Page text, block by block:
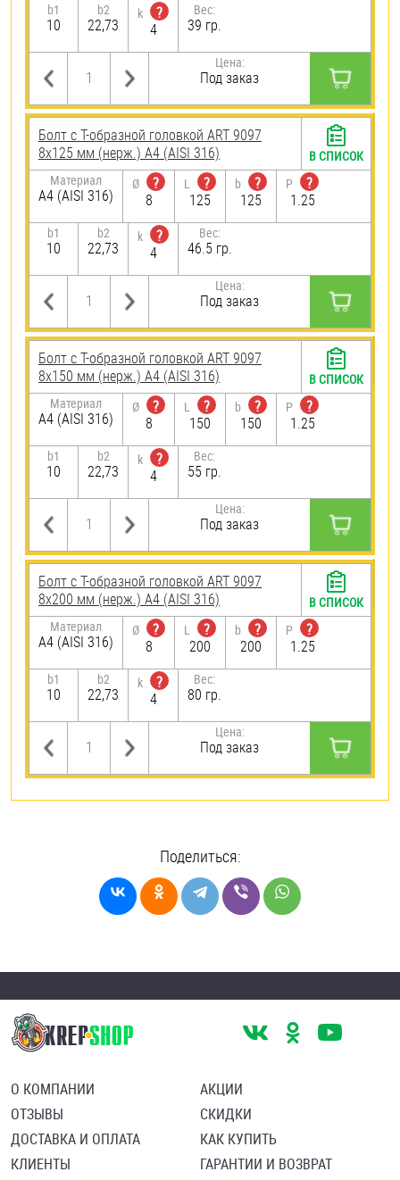
b1
10
b2
22,73
k
?
4
Вес:
39 гр.
Цена:
Под заказ
Болт с Т-образной головкой ART 9097
8х125 мм (нерж.) A4 (AISI 316)
Материал
A4 (AISI 316)
Ø
?
8
L
?
125
b
?
125
P
?
1.25
b1
10
b2
22,73
k
?
4
Вес:
46.5 гр.
Цена:
Под заказ
В СПИСОК
Болт с Т-образной головкой ART 9097
8х150 мм (нерж.) A4 (AISI 316)
Материал
A4 (AISI 316)
Ø
?
8
L
?
150
b
?
150
P
?
1.25
b1
10
b2
22,73
k
?
4
Вес:
55 гр.
Цена:
Под заказ
В СПИСОК
Болт с Т-образной головкой ART 9097
8х200 мм (нерж.) A4 (AISI 316)
Материал
A4 (AISI 316)
Ø
?
8
L
?
200
b
?
200
P
?
1.25
b1
10
b2
22,73
k
?
4
Вес:
80 гр.
Цена:
Под заказ
В СПИСОК
Поделиться:
О КОМПАНИИ
ОТЗЫВЫ
ДОСТАВКА И ОПЛАТА
КЛИЕНТЫ
АКЦИИ
СКИДКИ
КАК КУПИТЬ
ГАРАНТИИ И ВОЗВРАТ